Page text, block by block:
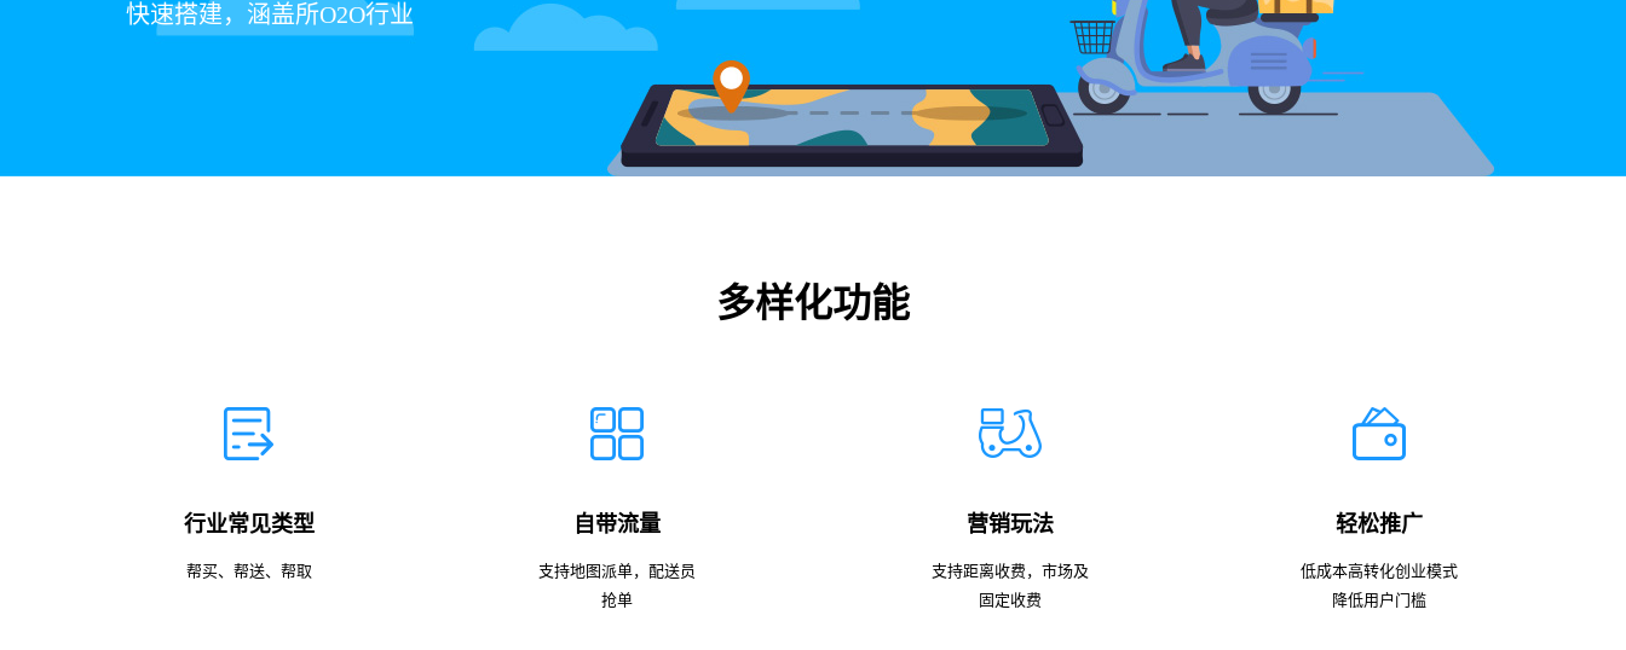
快速搭建，涵盖所O2O行业
多样化功能
行业常见类型
帮买、帮送、帮取
自带流量
支持地图派单，配送员
抢单
营销玩法
支持距离收费，市场及
固定收费
轻松推广
低成本高转化创业模式
降低用户门槛